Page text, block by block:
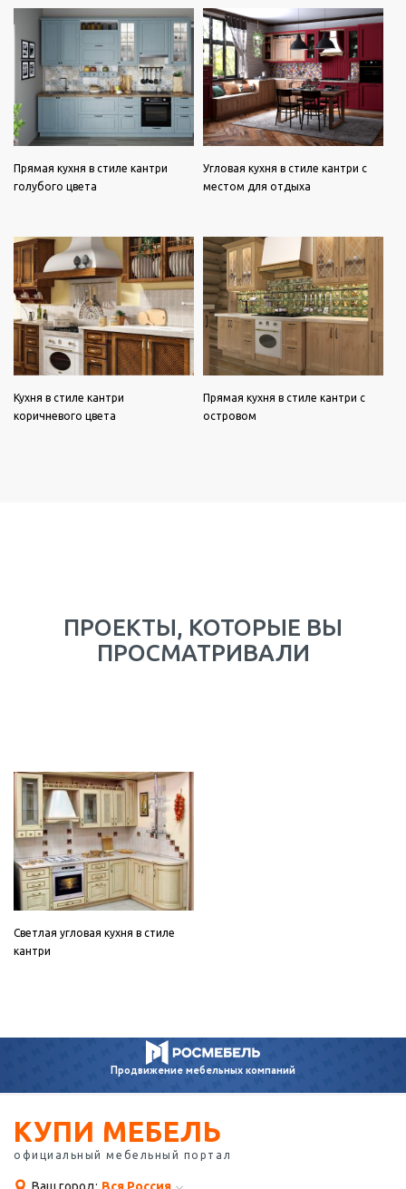
Прямая кухня в стиле кантри
голубого цвета
Угловая кухня в стиле кантри с
местом для отдыха
Кухня в стиле кантри
коричневого цвета
Прямая кухня в стиле кантри с
островом
ПРОЕКТЫ, КОТОРЫЕ ВЫ
ПРОСМАТРИВАЛИ
Светлая угловая кухня в стиле
кантри
Продвижениемебельных компаний
КУПИ МЕБЕЛЬ
официальный мебельный портал